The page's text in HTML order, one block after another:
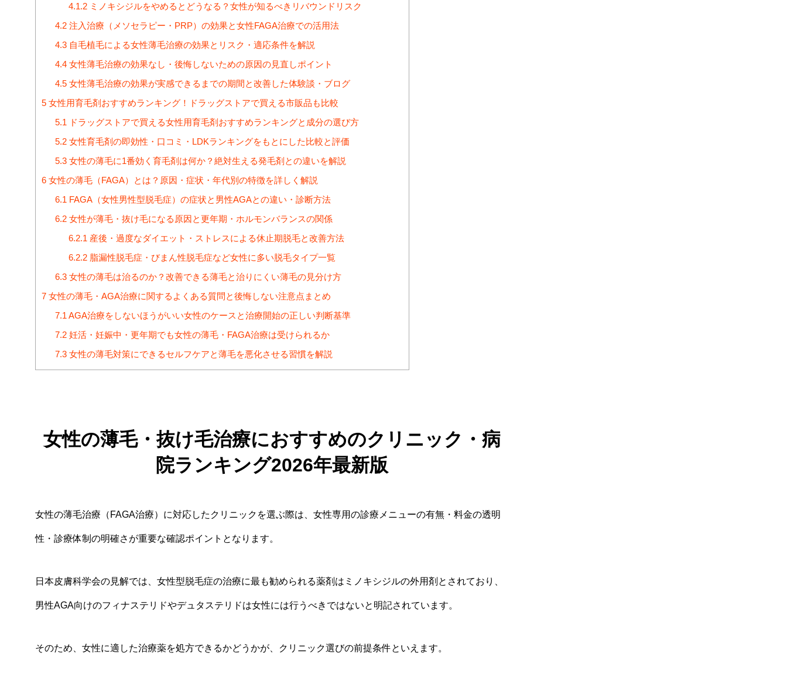
4.1.2ミノキシジルをやめるとどうなる？女性が知るべきリバウンドリスク
4.2注入治療（メソセラピー・PRP）の効果と女性FAGA治療での活用法
4.3自毛植毛による女性薄毛治療の効果とリスク・適応条件を解説
4.4女性薄毛治療の効果なし・後悔しないための原因の見直しポイント
4.5女性薄毛治療の効果が実感できるまでの期間と改善した体験談・ブログ
5 女性用育毛剤おすすめランキング！ドラッグストアで買える市販品も比較
5.1 ドラッグストアで買える女性用育毛剤おすすめランキングと成分の選び方
5.2女性育毛剤の即効性・口コミ・LDKランキングをもとにした比較と評価
5.3女性の薄毛に1番効く育毛剤は何か？絶対生える発毛剤との違いを解説
6 女性の薄毛（FAGA）とは？原因・症状・年代別の特徴を詳しく解説
6.1 FAGA（女性男性型脱毛症）の症状と男性AGAとの違い・診断方法
6.2女性が薄毛・抜け毛になる原因と更年期・ホルモンバランスの関係
6.2.1 産後・過度なダイエット・ストレスによる休止期脱毛と改善方法
6.2.2脂漏性脱毛症・びまん性脱毛症など女性に多い脱毛タイプ一覧
6.3女性の薄毛は治るのか？改善できる薄毛と治りにくい薄毛の見分け方
7 女性の薄毛・AGA治療に関するよくある質問と後悔しない注意点まとめ
7.1 AGA治療をしないほうがいい女性のケースと治療開始の正しい判断基準
7.2妊活・妊娠中・更年期でも女性の薄毛・FAGA治療は受けられるか
7.3女性の薄毛対策にできるセルフケアと薄毛を悪化させる習慣を解説
女性の薄毛・抜け毛治療におすすめのクリニック・病
院ランキング2026年最新版
女性の薄毛治療（FAGA治療）に対応したクリニックを選ぶ際は、女性専用の診療メニューの有無・料金の透明
性・診療体制の明確さが重要な確認ポイントとなります。
日本皮膚科学会の見解では、女性型脱毛症の治療に最も勧められる薬剤はミノキシジルの外用剤とされており、
男性AGA向けのフィナステリドやデュタステリドは女性には行うべきではないと明記されています。
そのため、女性に適した治療薬を処方できるかどうかが、クリニック選びの前提条件といえます。